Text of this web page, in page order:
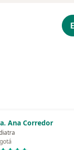
Ana Corredor